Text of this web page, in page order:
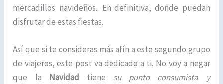
mercadillos navideños.. En definitiva, donde puedan
disfrutar de estas fiestas.
Así que si te consideras más afín a este segundo grupo
de viajeros, este post va dedicado a ti. No voy a negar
que la Navidad tiene su punto consumista y